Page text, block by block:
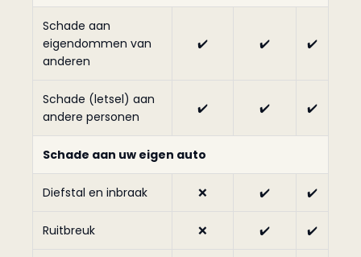
Schade aan
eigendommen van
anderen
✔️ ✔️ ✔️
Schade (letsel) aan
andere personen
✔️ ✔️ ✔️
Schade aan uw eigen auto
Diefstal en inbraak ❌ ✔️ ✔️
Ruitbreuk ❌ ✔️ ✔️